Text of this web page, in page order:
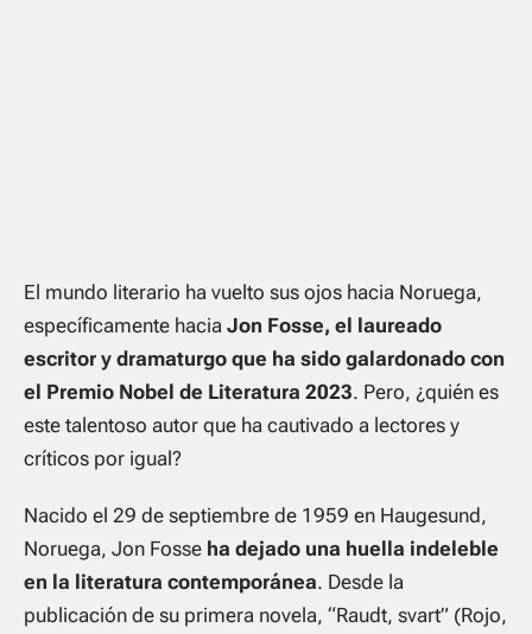
El mundo literario ha vuelto sus ojos hacia Noruega,
específicamente hacia Jon Fosse, el laureado
escritor y dramaturgo que ha sido galardonado con
el Premio Nobel de Literatura 2023. Pero, ¿quién es
este talentoso autor que ha cautivado a lectores y
críticos por igual?
Nacido el 29 de septiembre de 1959 en Haugesund,
Noruega, Jon Fosse ha dejado una huella indeleble
en la literatura contemporánea. Desde la
publicación de su primera novela, “Raudt, svart” (Rojo,